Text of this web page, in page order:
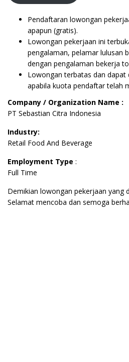
Pendaftaran lowongan
apapun (gratis).
Lowongan pekerjaan ini
pengalaman, pelamar lulusan
dengan pengalaman bekerja
Lowongan terbatas dan
apabila kuota pendaftar telah
Company / Organization Name :
PT Sebastian Citra Indonesia
Industry:
Retail Food And Beverage
Employment Type :
Full Time
Demikian lowongan pekerjaan yang
Selamat mencoba dan semoga